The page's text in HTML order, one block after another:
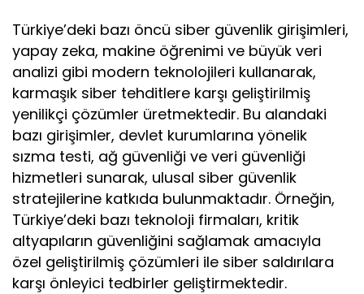
Türkiye’deki bazı öncü siber güvenlik girişimleri,
yapay zeka, makine öğrenimi ve büyük veri
analizi gibi modern teknolojileri kullanarak,
karmaşık siber tehditlere karşı geliştirilmiş
yenilikçi çözümler üretmektedir. Bu alandaki
bazı girişimler, devlet kurumlarına yönelik
sızma testi, ağ güvenliği ve veri güvenliği
hizmetleri sunarak, ulusal siber güvenlik
stratejilerine katkıda bulunmaktadır. Örneğin,
Türkiye’deki bazı teknoloji firmaları, kritik
altyapıların güvenliğini sağlamak amacıyla
özel geliştirilmiş çözümleri ile siber saldırılara
karşı önleyici tedbirler geliştirmektedir.